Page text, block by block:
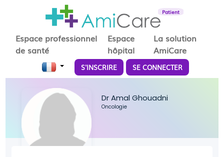
Patient
Espace professionnel
de santé
Espace
hôpital
La solution
AmiCare
S'INSCRIRE SE CONNECTER
Dr Amal Ghouadni
Oncologie